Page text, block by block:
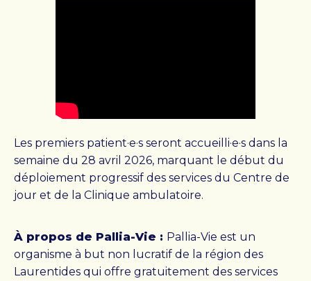
Les premiers patient·e·s seront accueilli·e·s dans la
semaine du 28 avril 2026, marquant le début du
déploiement progressif des services du Centre de
jour et de la Clinique ambulatoire.
À propos de Pallia-Vie : Pallia-Vie est un
organisme à but non lucratif de la région des
Laurentides qui offre gratuitement des services